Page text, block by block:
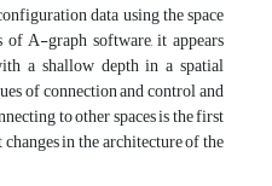
data using the space
A-graph software, it appears
a shallow depth in a spatial
of connection and control and
to other spaces is the first
in the architecture of the